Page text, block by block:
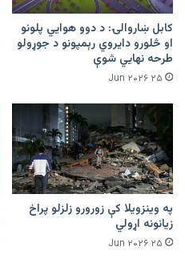
کابل ښاروالۍ: د دوو هوايي پلونو
او څلورو دایروي رېمپونو د جوړولو
طرحه نهایي شوې
۲۵ Jun ۲۰۲۶
په وینزویلا کې زورورو زلزلو پراخ
زیانونه اړولي
۲۵ Jun ۲۰۲۶